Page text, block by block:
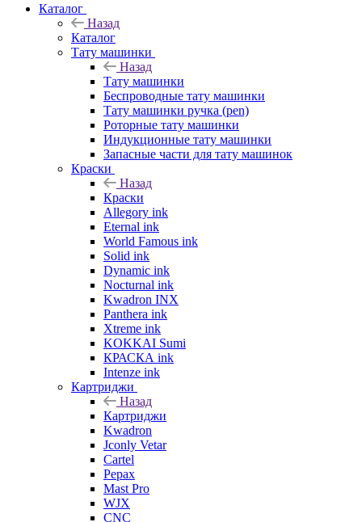
Каталог
Назад
Каталог
Тату машинки
Назад
Тату машинки
Беспроводные тату машинки
Тату машинки ручка (pen)
Роторные тату машинки
Индукционные тату машинки
Запасные части для тату машинок
Краски
Назад
Краски
Allegory ink
Eternal ink
World Famous ink
Solid ink
Dynamic ink
Nocturnal ink
Kwadron INX
Panthera ink
Xtreme ink
KOKKAI Sumi
КРАСКА ink
Intenze ink
Картриджи
Назад
Картриджи
Kwadron
Jconly Vetar
Cartel
Pepax
Mast Pro
WJX
CNC